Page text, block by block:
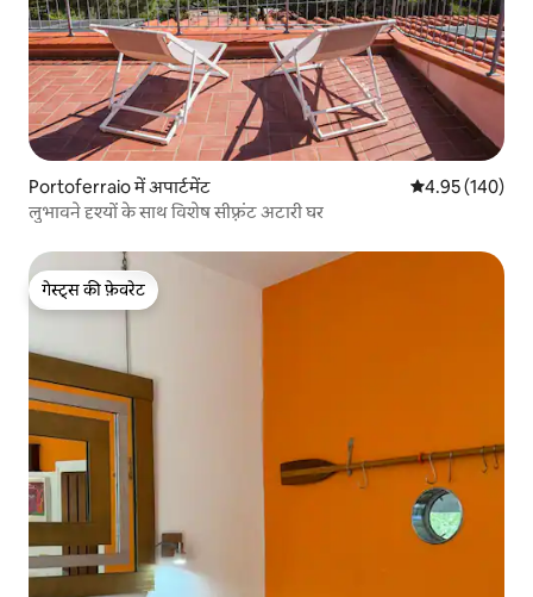
Portoferraio में अपार्टमेंट औसत रेटिंग 5 में से
4.95 (140)
लुभावने दृश्यों के साथ विशेष सीफ़्रंट अटारी घर
गेस्ट्स की फ़ेवरेट
गेस्ट्स की फ़ेवरेट